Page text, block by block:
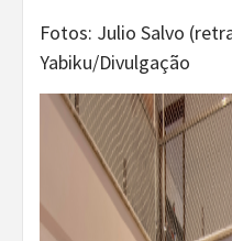
Fotos: Julio Salvo
Yabiku/Divulgação